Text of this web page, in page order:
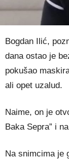
Bogdan Ilić,
dana ostao je
pokušao
ali opet uzalud.
Naime, on je
Baka Sepra” i
Na snimcima je